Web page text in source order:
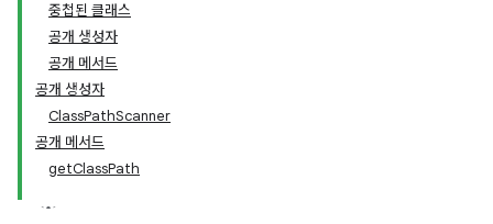
중첩된 클래스
공개 생성자
공개 메서드
공개 생성자
ClassPathScanner
공개 메서드
getClassPath